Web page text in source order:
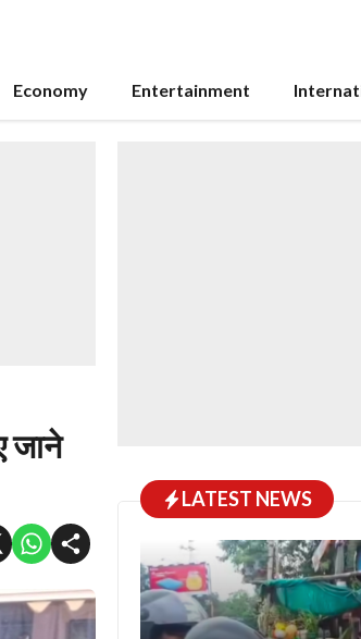
Economy Entertainment
जाने
LATEST NEWS